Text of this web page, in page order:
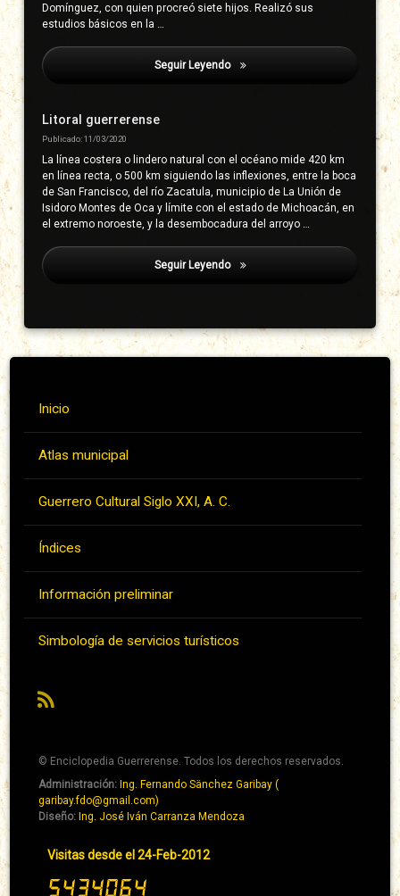
Domínguez, con quien procreó siete hijos. Realizó sus
estudios básicos en la …
Seguir Leyendo Colegio Del Estado
Litoral guerrerense
Publicado: 11/03/2020
La línea costera o lindero natural con el océano mide 420 km
en línea recta, o 500 km siguiendo las inflexiones, entre la boca
de San Francisco, del río Zacatula, municipio de La Unión de
Isidoro Montes de Oca y límite con el estado de Michoacán, en
el extremo noroeste, y la desembocadura del arroyo …
Seguir Leyendo Colegio Del Estado
Inicio
Atlas municipal
Guerrero Cultural Siglo XXI, A. C.
Índices
Información preliminar
Simbología de servicios turísticos
RSS
© Enciclopedia Guerrerense. Todos los derechos reservados.
Pie
de
→
Abaixo
Administración:Ing. Fernando Sänchez Garibay (
garibay.fdo@gmail.com)
Diseño:Ing. José Iván Carranza Mendoza
de
página
Visitas desde el 24-Feb-2012